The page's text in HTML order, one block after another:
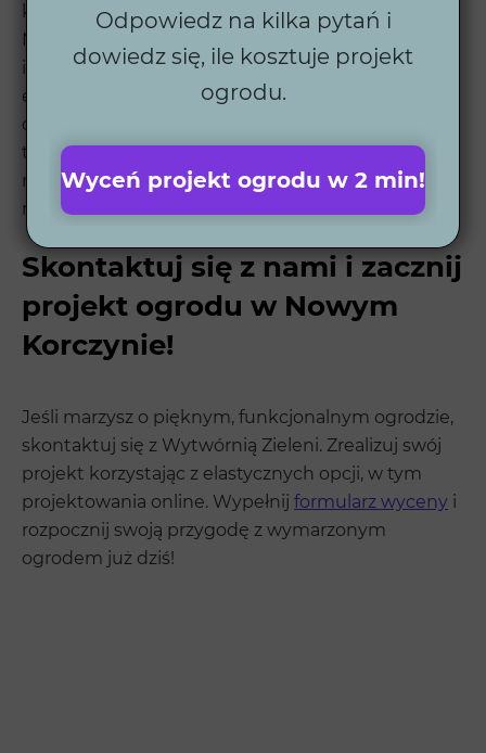
które łączą piękno natury z wygodą użytkowania.
Nasze projekty są tworzone z myślą o
indywidualnych potrzebach klientów, łącząc
estetykę z funkcjonalnością. Dzięki dbałości o
detale i zaawansowanym rozwiązaniom
technologicznym każdy ogród stworzony przez
nasz zespół jest miejscem, które inspiruje do
relaksu.
Skontaktuj się z nami i zacznij
projekt ogrodu w Nowym
Korczynie!
Jeśli marzysz o pięknym, funkcjonalnym ogrodzie,
skontaktuj się z Wytwórnią Zieleni. Zrealizuj swój
projekt korzystając z elastycznych opcji, w tym
projektowania online. Wypełnij formularz wyceny i
rozpocznij swoją przygodę z wymarzonym
ogrodem już dziś!
Odpowiedz na kilka pytań i
dowiedz się, ile kosztuje projekt
ogrodu.
Wyceń projekt ogrodu w 2 min!